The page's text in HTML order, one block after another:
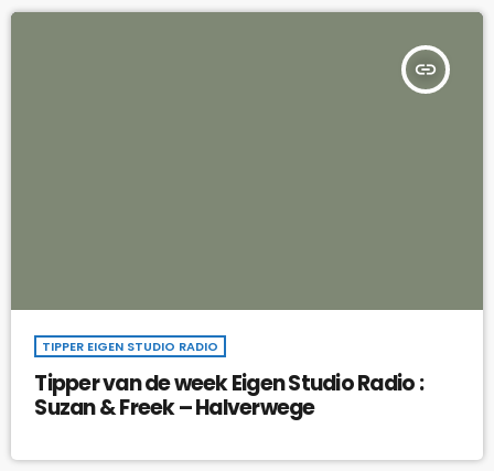
insert_link
TIPPER EIGEN STUDIO RADIO
Tipper van de week Eigen Studio Radio :
Suzan & Freek – Halverwege